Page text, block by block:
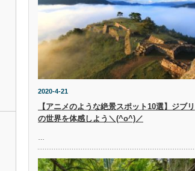
2020-4-21
【アニメのような絶景スポット10選】ジブリ
の世界を体感しよう＼(^o^)／